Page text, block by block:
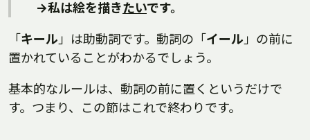
→私は絵を描きたいです。
「 キール 」は助動詞です。動詞の「 イール 」の前に
置かれていることがわかるでしょう。
基本的なルールは、動詞の前に置くというだけで
す。つまり、この節はこれで終わりです。